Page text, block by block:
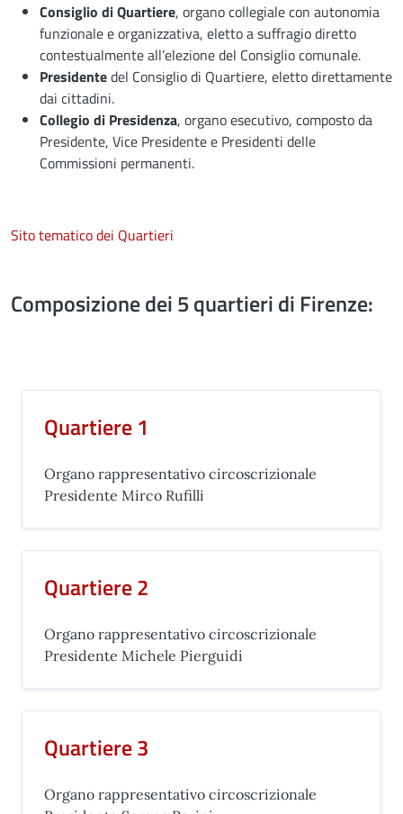
Consiglio di Quartiere, organo collegiale con autonomia
funzionale e organizzativa, eletto a suffragio diretto
contestualmente all’elezione del Consiglio comunale.
Presidentedel Consiglio di Quartiere, eletto direttamente
dai cittadini.
Collegio di Presidenza, organo esecutivo, composto da
Presidente, Vice Presidente e Presidenti delle
Commissioni permanenti.
Sito tematico dei Quartieri
Composizione dei 5 quartieri di Firenze:
Quartiere 1
Organo rappresentativo circoscrizionale
Presidente Mirco Rufilli
Quartiere 2
Organo rappresentativo circoscrizionale
Presidente Michele Pierguidi
Quartiere 3
Organo rappresentativo circoscrizionale